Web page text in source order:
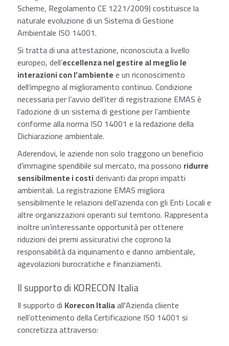
Scheme, Regolamento CE 1221/2009) costituisce la
naturale evoluzione di un Sistema di Gestione
Ambientale ISO 14001.
Si tratta di una attestazione, riconosciuta a livello
europeo, dell’eccellenza nel gestire al meglio le
interazioni con l’ambientee un riconoscimento
dell’impegno al miglioramento continuo. Condizione
necessaria per l’avvio dell’iter di registrazione EMAS è
l’adozione di un sistema di gestione per l’ambiente
conforme alla norma ISO 14001 e la redazione della
Dichiarazione ambientale.
Aderendovi, le aziende non solo traggono un beneficio
d’immagine spendibile sul mercato, ma possono ridurre
sensibilmente i costiderivanti dai propri impatti
ambientali. La registrazione EMAS migliora
sensibilmente le relazioni dell’azienda con gli Enti Locali e
altre organizzazioni operanti sul territorio. Rappresenta
inoltre un’interessante opportunità per ottenere
riduzioni dei premi assicurativi che coprono la
responsabilità da inquinamento e danno ambientale,
agevolazioni burocratiche e finanziamenti.
Il supporto di KORECON Italia
Il supporto di Korecon Italiaall'Azienda cliiente
nell’ottenimento della Certificazione ISO 14001 si
concretizza attraverso: